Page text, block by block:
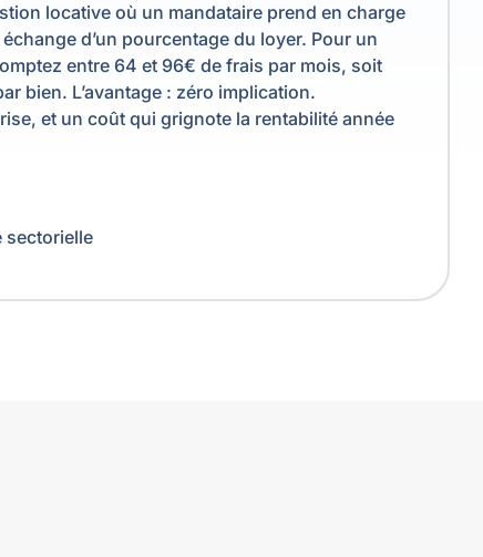
locative où un mandataire prend en charge
d’un pourcentage du loyer. Pour un
entre 64 et 96€ de frais par mois, soit
bien. L’avantage : zéro implication.
et un coût qui grignote la rentabilité année
sectorielle